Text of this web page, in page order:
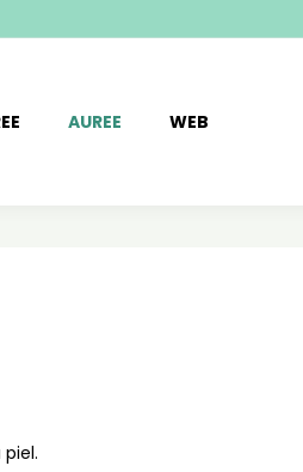
AUREE WEB